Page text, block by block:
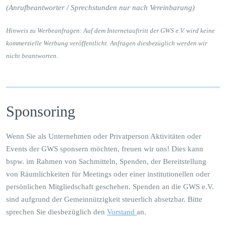
(Anrufbeantworter / Sprechstunden nur nach Vereinbarung)
Hinweis zu Werbeanfragen: Auf dem Internetauftritt der GWS e.V. wird keine
kommerzielle Werbung veröffentlicht. Anfragen diesbezüglich werden wir
nicht beantworten.
Sponsoring
Wenn Sie als Unternehmen oder Privatperson Aktivitäten oder
Events der GWS sponsern möchten, freuen wir uns! Dies kann
bspw. im Rahmen von Sachmitteln, Spenden, der Bereitstellung
von Räumlichkeiten für Meetings oder einer institutionellen oder
persönlichen Mitgliedschaft geschehen. Spenden an die GWS e.V.
sind aufgrund der Gemeinnützigkeit steuerlich absetzbar. Bitte
sprechen Sie diesbezüglich den Vorstand an.